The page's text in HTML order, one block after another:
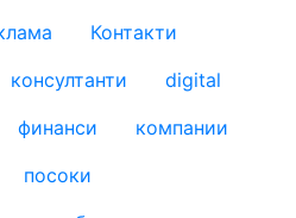
Контакти
консултанти
digital
финанси
компании
посоки